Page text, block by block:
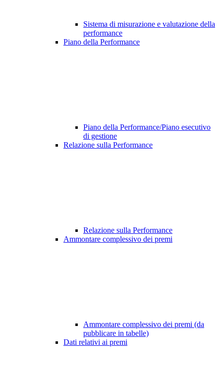
Sistema di misurazione e valutazione della
performance
Piano della Performance
Piano della Performance/Piano esecutivo
di gestione
Relazione sulla Performance
Relazione sulla Performance
Ammontare complessivo dei premi
Ammontare complessivo dei premi (da
pubblicare in tabelle)
Dati relativi ai premi